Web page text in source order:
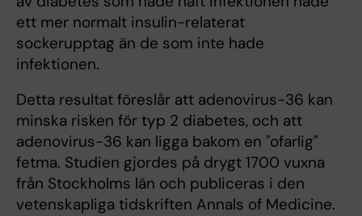
ett mer normalt insulin-relaterat
sockerupptag än de som inte hade
infektionen.
Detta resultat föreslår att adenovirus-36 kan
minska risken för typ 2 diabetes, och att
adenovirus-36 kan ligga bakom en "ofarlig"
fetma. Studien gjordes på drygt 1700 vuxna
från Stockholms län och publiceras i den
vetenskapliga tidskriften Annals of Medicine.